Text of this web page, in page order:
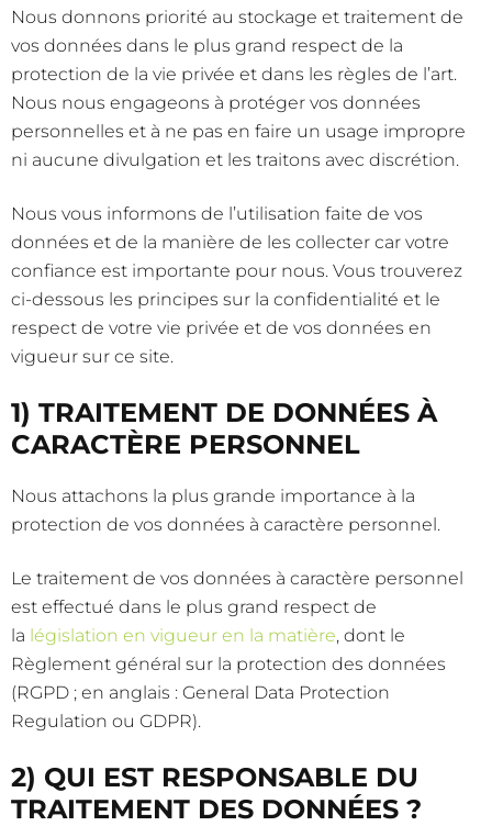
Nous donnons priorité au stockage et traitement de
vos données dans le plus grand respect de la
protection de la vie privée et dans les règles de l’art.
Nous nous engageons à protéger vos données
personnelles et à ne pas en faire un usage impropre
ni aucune divulgation et les traitons avec discrétion.
Nous vous informons de l’utilisation faite de vos
données et de la manière de les collecter car votre
confiance est importante pour nous. Vous trouverez
ci-dessous les principes sur la confidentialité et le
respect de votre vie privée et de vos données en
vigueur sur ce site.
1) TRAITEMENT DE DONNÉES À
CARACTÈRE PERSONNEL
Nous attachons la plus grande importance à la
protection de vos données à caractère personnel.
Le traitement de vos données à caractère personnel
est effectué dans le plus grand respect de
la législation en vigueur en la matière, dont le
Règlement général sur la protection des données
(RGPD ; en anglais : General Data Protection
Regulation ou GDPR).
2) QUI EST RESPONSABLE DU
TRAITEMENT DES DONNÉES ?